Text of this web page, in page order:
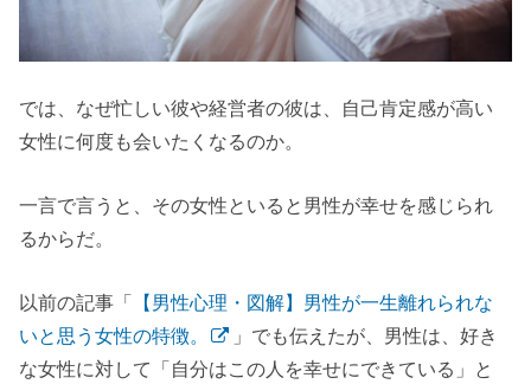
では、なぜ忙しい彼や経営者の彼は、自己肯定感が高い
女性に何度も会いたくなるのか。
一言で言うと、その女性といると男性が幸せを感じられ
るからだ。
以前の記事「
【男性心理・図解】男性が一生離れられな
いと思う女性の特徴。
」でも伝えたが、男性は、好き
な女性に対して「自分はこの人を幸せにできている」と